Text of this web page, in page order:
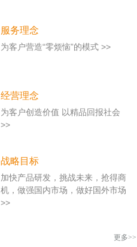
服务理念
为客户营造“零烦恼”的模式 >>
经营理念
为客户创造价值 以精品回报社会
>>
战略目标
加快产品研发，挑战未来，抢得商
机，做强国内市场，做好国外市场
>>
更多>>